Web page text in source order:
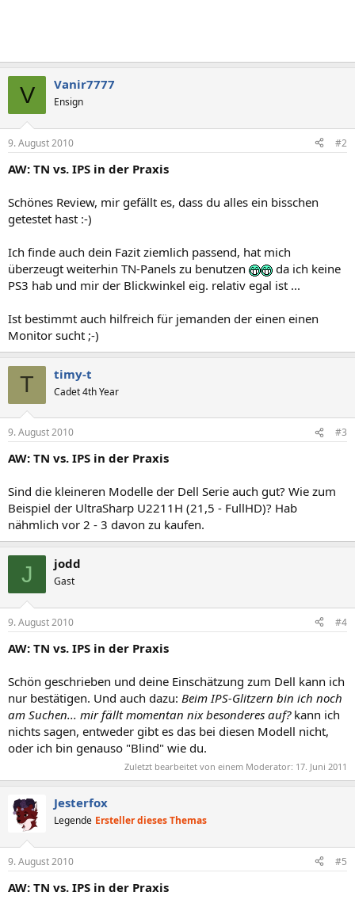
V Vanir7777
Ensign
9. August 2010 #2
AW: TN vs. IPS in der Praxis
Schönes Review, mir gefällt es, dass du alles ein bisschen
getestet hast :-)
Ich finde auch dein Fazit ziemlich passend, hat mich
überzeugt weiterhin TN-Panels zu benutzen
da ich keine
PS3 hab und mir der Blickwinkel eig. relativ egal ist ...
Ist bestimmt auch hilfreich für jemanden der einen einen
Monitor sucht ;-)
T timy-t
Cadet 4th Year
9. August 2010 #3
AW: TN vs. IPS in der Praxis
Sind die kleineren Modelle der Dell Serie auch gut? Wie zum
Beispiel der UltraSharp U2211H (21,5 - FullHD)? Hab
nähmlich vor 2 - 3 davon zu kaufen.
J jodd
Gast
9. August 2010 #4
AW: TN vs. IPS in der Praxis
Schön geschrieben und deine Einschätzung zum Dell kann ich
nur bestätigen. Und auch dazu: Beim IPS-Glitzern bin ich noch
am Suchen... mir fällt momentan nix besonderes auf?kann ich
nichts sagen, entweder gibt es das bei diesen Modell nicht,
oder ich bin genauso "Blind" wie du.
Zuletzt bearbeitet von einem Moderator: 17. Juni 2011
Jesterfox
Legende Ersteller dieses Themas
9. August 2010 #5
AW: TN vs. IPS in der Praxis